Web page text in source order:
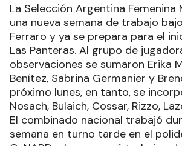
La Selección Argentina Femenina
una nueva semana de trabajo
Ferraro y ya se prepara para el
Las Panteras. Al grupo de
observaciones se sumaron Erika
Benítez, Sabrina Germanier y
próximo lunes, en tanto, se
Nosach, Bulaich, Cossar, Rizzo,
El combinado nacional trabajó
semana en turno tarde en el